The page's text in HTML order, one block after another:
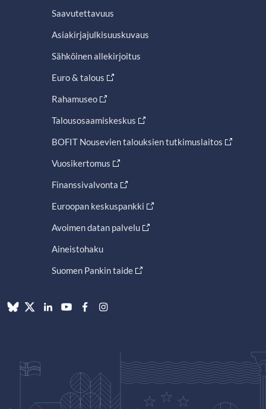
Saavutettavuus
Asiakirjajulkisuuskuvaus
Sähköinen allekirjoitus
Euro & talous
Rahamuseo
Talousosaamiskeskus
BOFIT Nousevien talouksien tutkimuslaitos
Vuosikertomus
Finanssivalvonta
Euroopan keskuspankki
Avoimen datan palvelu
Aineistohaku
Suomen Pankin taide